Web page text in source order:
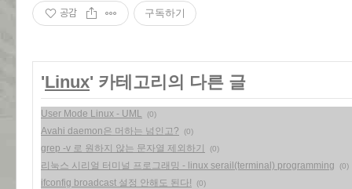
공감 구독하기
'Linux' 카테고리의 다른 글
User Mode Linux - UML (0)
Avahi daemon은 머하는 넘인고? (0)
grep -v 로 원하지 않는 문자열 제외하기 (0)
리눅스 시리얼 터미널 프로그래밍 - linux serail(terminal) programming (0)
ifconfig broadcast 설정 안해도 된다! (0)